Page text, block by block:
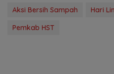
Aksi Bersih Sampah
Hari
Pemkab HST